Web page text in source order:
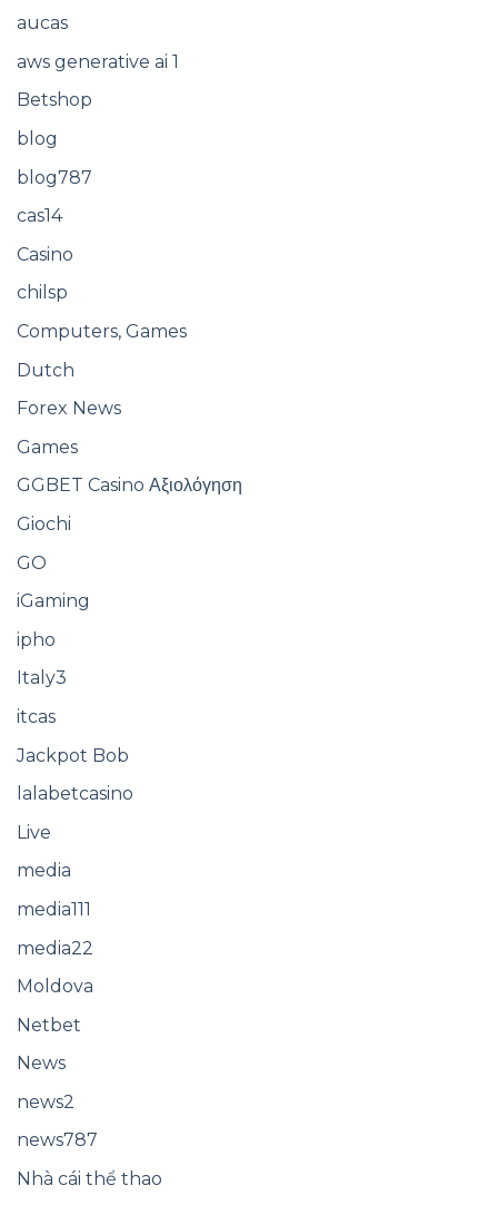
aucas
aws generative ai 1
Betshop
blog
blog787
cas14
Casino
chilsp
Computers, Games
Dutch
Forex News
Games
GGBET Casino Αξιολόγηση
Giochi
GO
iGaming
ipho
Italy3
itcas
Jackpot Bob
lalabetcasino
Live
media
media111
media22
Moldova
Netbet
News
news2
news787
Nhà cái thể thao